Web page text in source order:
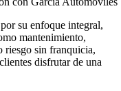
su enfoque integral,
mantenimiento,
riesgo sin franquicia,
disfrutar de una